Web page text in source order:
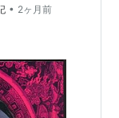
＜未＞ 出演
未＞ 出演
• 2ヶ月前